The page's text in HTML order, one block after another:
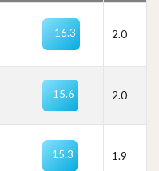
16.3 2.0
15.6 2.0
15.3 1.9